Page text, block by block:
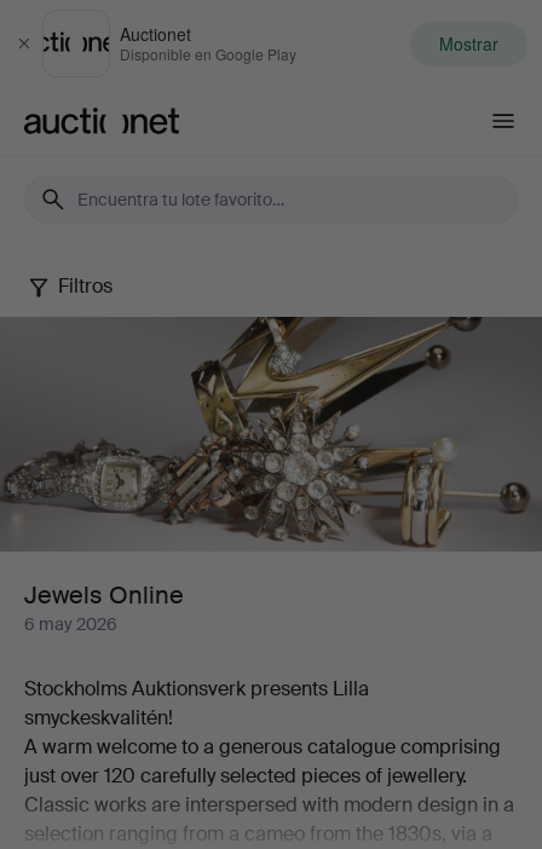
Cerrar
Auctionet
Disponible en Google Play Mostrar
Jewels
Filtros
Jewels Online
6 may 2026
Stockholms Auktionsverk presents Lilla
smyckeskvalitén!
A warm welcome to a generous catalogue comprising
just over 120 carefully selected pieces of jewellery.
Classic works are interspersed with modern design in a
selection ranging from a cameo from the 1830s, via a